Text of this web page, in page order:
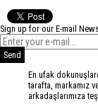
Sign up for our E-mail
Send
En ufak
tarafta, markamız
arkadaşlarımıza